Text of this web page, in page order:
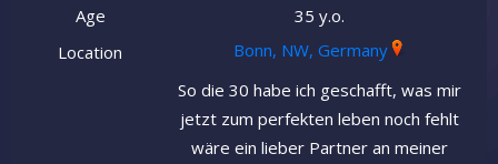
Age
35 y.o.
Location
Bonn, NW, Germany
So die 30 habe ich geschafft, was mir
jetzt zum perfekten leben noch fehlt
wäre ein lieber Partner an meiner